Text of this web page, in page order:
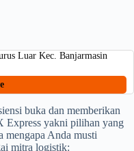
Luar Kec. Banjarmasin
buka dan memberikan
Express yakni pilihan yang
mengapa Anda musti
mitra logistik: